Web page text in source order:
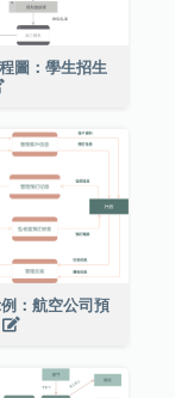
圖：學生招生
：航空公司預